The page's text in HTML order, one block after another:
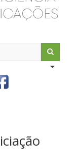
List